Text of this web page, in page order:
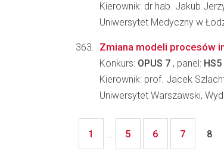
Kierownik: dr hab. Jakub
Uniwersytet Medyczny w
Zmiana modeli procesów
Konkurs: OPUS 7 , panel: HS5
Kierownik: prof. Jacek
Uniwersytet Warszawski,
1 ... 5 6 7 8